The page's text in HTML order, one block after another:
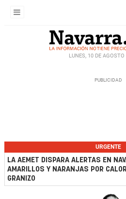
LUNES, 10 DE
URGENTE
LA AEMET DISPARA ALERTAS EN
AMARILLOS Y NARANJAS POR
GRANIZO